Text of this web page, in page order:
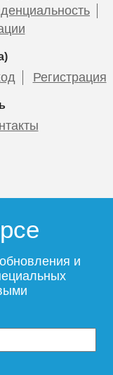
для раковины
KG26
Подробнее
HAIBA HB5518-7
лейкой
Подробнее
Регистрация
и